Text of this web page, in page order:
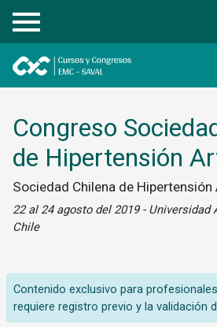
Registrarse
Congreso
de Hipertensión
Sociedad Chilena de Hipertensión
22 al 24 agosto del 2019 - Universidad
Chile
Contenido exclusivo para
requiere registro previo y la validación